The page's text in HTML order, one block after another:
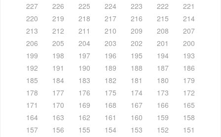
227
226 225 224 223 222
221
220
219 218 217 216 215
214
213
212 211 210 209 208
207
206
205 204 203 202 201
200
199
198 197 196 195 194
193
192
191 190 189 188 187
186
185
184 183 182 181 180
179
178
177 176 175 174 173
172
171
170 169 168 167 166
165
164
163 162 161 160 159
158
157
156 155 154 153 152
151